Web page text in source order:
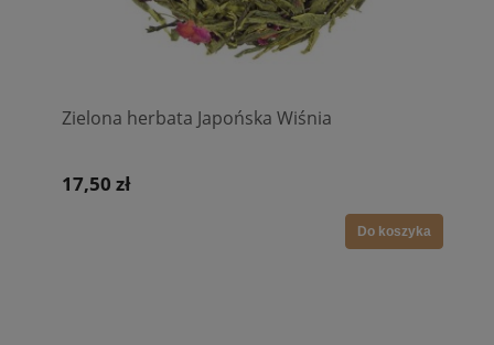
Zielona herbata Japońska Wiśnia
17,50 zł
Do koszyka